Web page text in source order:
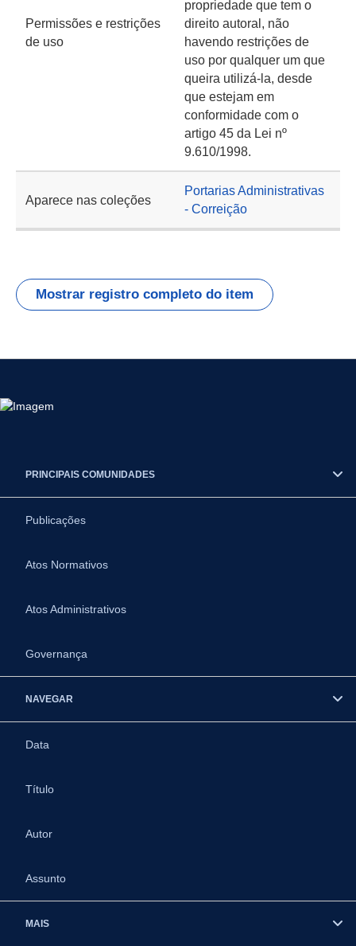
Permissões e restrições
de uso
propriedade que tem o
direito autoral, não
havendo restrições de
uso por qualquer um que
queira utilizá-la, desde
que estejam em
conformidade com o
artigo 45 da Lei nº
9.610/1998.
Aparece nas coleções
Portarias Administrativas
- Correição
Mostrar registro completo do item
PRINCIPAIS COMUNIDADES
Publicações
Atos Normativos
Atos Administrativos
Governança
NAVEGAR
Data
Título
Autor
Assunto
MAIS